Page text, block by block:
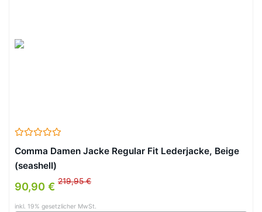
Comma Damen Jacke Regular Fit Lederjacke, Beige
(seashell)
90,90 € 219,95 €
inkl. 19% gesetzlicher MwSt.